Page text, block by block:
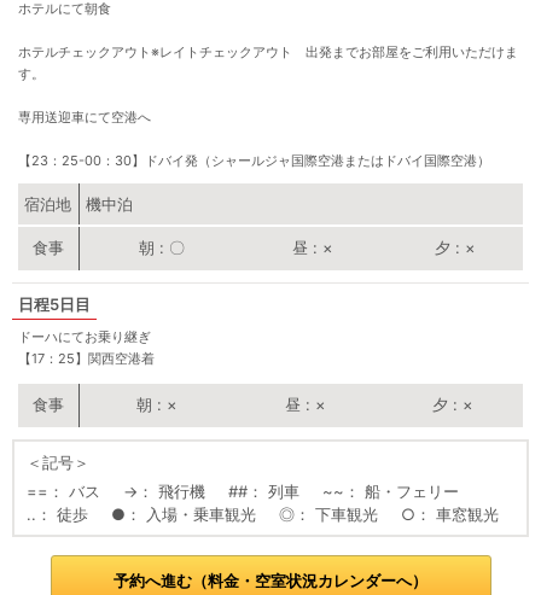
ホテルにて朝食
ホテルチェックアウト※レイトチェックアウト 出発までお部屋をご利用いただけま
す。
専用送迎車にて空港へ
【23：25-00：30】ドバイ発（シャールジャ国際空港またはドバイ国際空港）
宿泊地 機中泊
朝 〇 昼 × 夕 ×
5日目
ドーハにてお乗り継ぎ
【17：25】関西空港着
朝 × 昼 × 夕 ×
＜記号＞
==
バス → 飛行機 ## 列車 ~~
船・フェリー
..
徒歩 ● 入場・乗車観光 ◎ 下車観光 ○ 車窓観光
予約へ進む（料金・空室状況カレンダーへ）